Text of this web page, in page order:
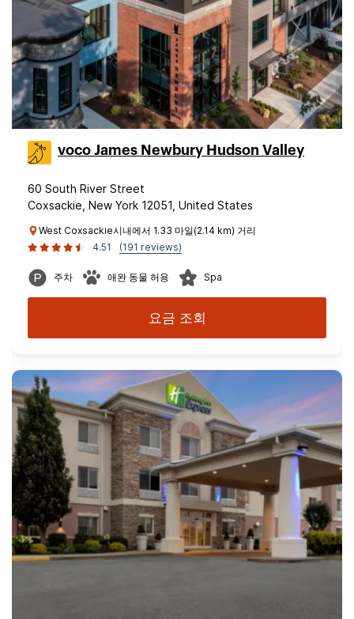
voco James Newbury Hudson Valley
60 South River Street
Coxsackie, New York 12051, United States
West Coxsackie시내에서 1.33 마일(2.14 km) 거리
4.51
(191 reviews)
주차 애완 동물 허용 Spa
요금 조회